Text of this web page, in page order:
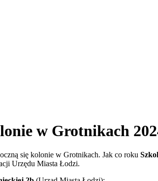
w Grotnikach
się kolonie w Grotnikach. Jak co roku
Urzędu Miasta Łodzi.